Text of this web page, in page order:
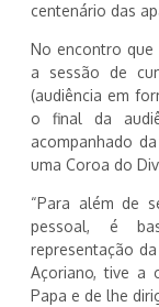
centenário das
No encontro que
a sessão de
(audiência em
o final da
acompanhado
uma Coroa do
“Para além de
pessoal, é
representação
Açoriano, tive a
Papa e de lhe